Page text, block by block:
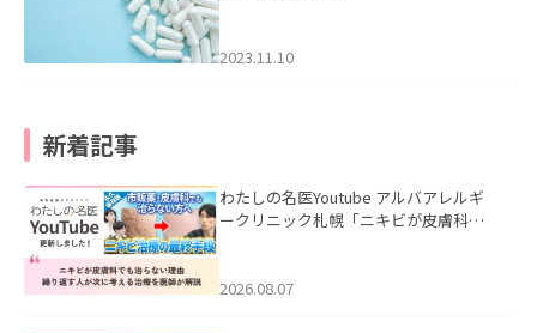
2023.11.10
新着記事
わたしの名医Youtube アルバアレルギ
ークリニック札幌「ニキビが皮膚科で
ました。
2026.08.07